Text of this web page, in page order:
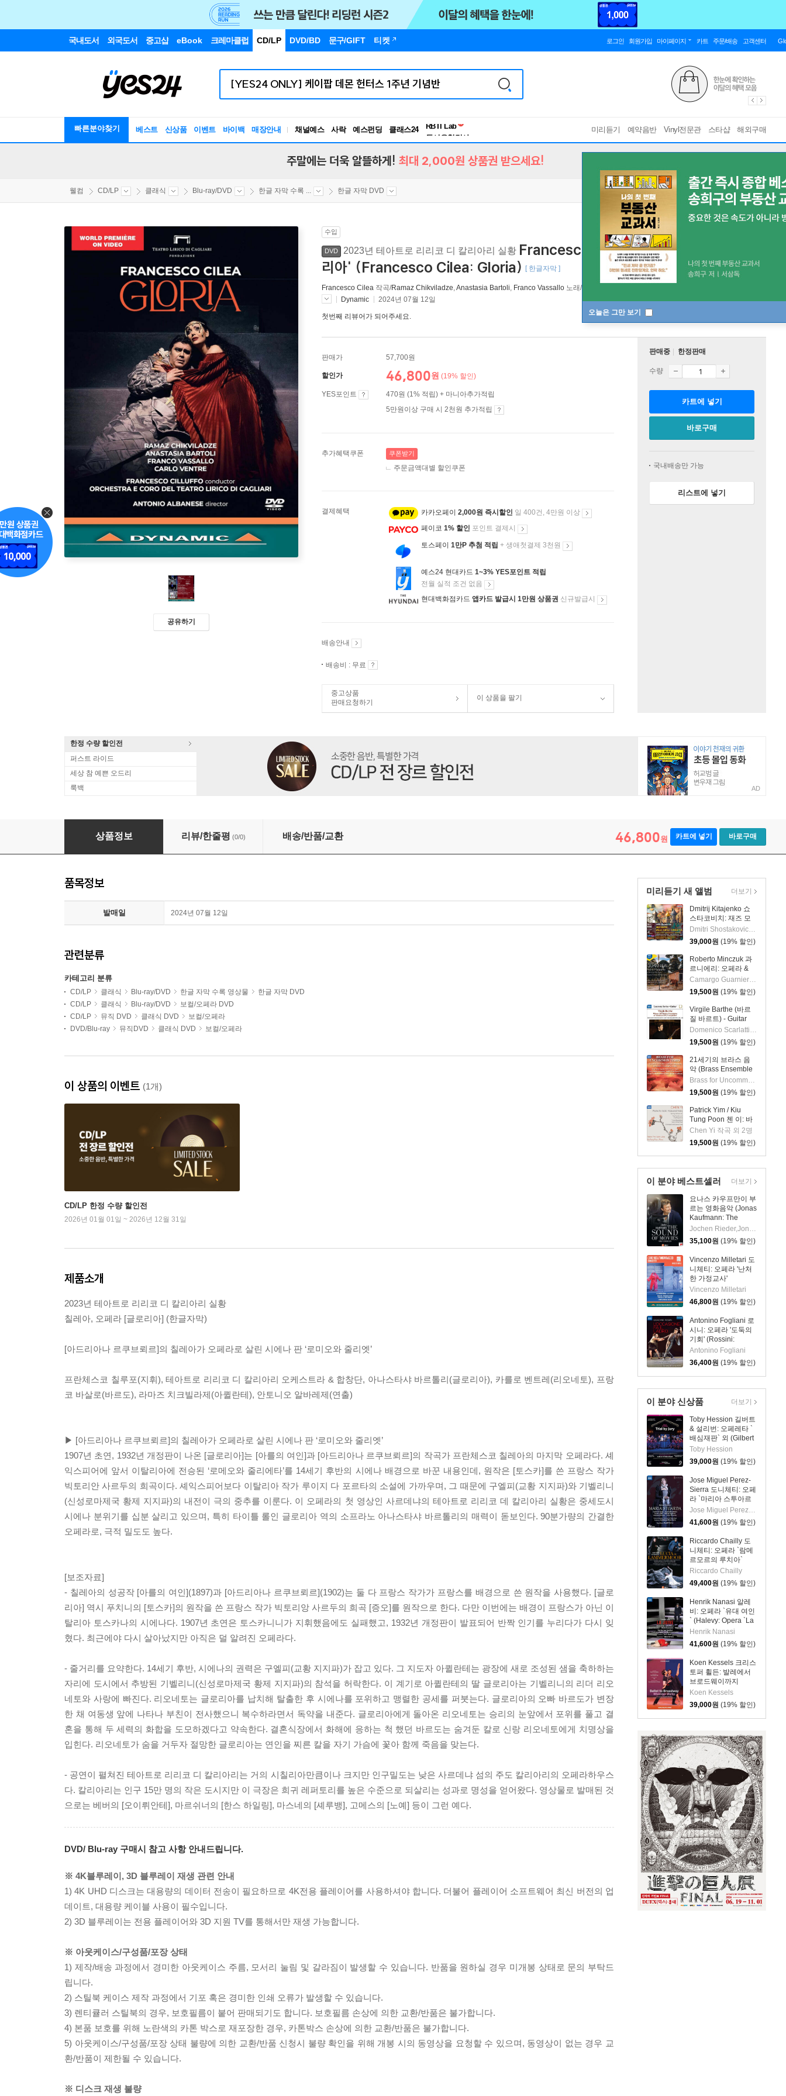
국내도서 외국도서 중고샵 eBook 크레마클럽 CD/LP DVD/BD 문구/GIFT 티켓 로그인 회원가입 마이페이지 카트 주문/배송 고객센터
빠른분야찾기 베스트 신상품 이벤트 바이백 매장안내 채널예스 사락 예스펀딩 클래스24
독서유형검사
미리듣기 예약음반 Vinyl전문관 스타샵 해외구매
오늘은 그만 보기
주말에는 더욱 알뜰하게! 최대 2,000원 상품권 받으세요!
웰컴 CD/LP 클래식 Blu-ray/DVD 한글 자막 수록 ... 한글 자막 DVD
공유하기
수입
DVD 2023년 테아트로 리리코 디 칼리아리 실황 Francesco Cilluffo 칠레아: 오페라 '글로
리아' (Francesco Cilea: Gloria)
[ 한글자막 ]
Francesco Cilea 작곡/Ramaz Chikviladze,Anastasia Bartoli, Franco Vassallo 노래/
Dynamic
2024년 07월 12일
첫번째 리뷰어가 되어주세요.
판매가 57,700원
할인가 46,800원 (19% 할인)
YES포인트
470원 (1% 적립) + 마니아추가적립
5만원이상 구매 시 2천원 추가적립
추가혜택쿠폰 쿠폰받기
주문금액대별 할인쿠폰
결제혜택 카카오페이 2,000원 즉시할인 일 400건, 4만원 이상
페이코 1% 할인 포인트 결제시
토스페이 1만P 추첨 적립 + 생애첫결제 3천원
예스24 현대카드 1~3% YES포인트 적립
전월 실적 조건 없음
현대백화점카드 앱카드 발급시 1만원 상품권 신규발급시
배송안내
배송비 : 무료
중고상품
판매요청하기
이 상품을 팔기
판매중 한정판매
수량
카트에 넣기
바로구매
국내배송만 가능
리스트에 넣기
한정 수량 할인전
퍼스트 라이드
세상 참 예쁜 오드리
룩백
AD
Francesco Cilluffo 칠레아: 오페라 '글로리아' (Francesco Cilea: Gloria)
상품정보 리뷰/한줄평 (0/0) 배송/반품/교환 46,800원 카트에 넣기 바로구매
미리듣기 새 앨범
Dmitrij Kitajenko 쇼
스타코비치: 재즈 모
음곡, 발레 모음곡, 협
주곡들
(Shostakovich: Jazz
Suite; Ballet Suites;
Concertos)
Dmitri Shostakovich 작곡 외 6명
39,000원 (19% 할인)
Roberto Minczuk 과
르니에리: 오페라 &
관현악 작품집
(Guarnieri: Pedro
Malazarte)
Camargo Guarnieri 작곡 외 2명
19,500원 (19% 할인)
Virgile Barthe (바르
질 바르트) - Guitar
Recital (기타 리사이
틀)
Domenico Scarlatti 작곡 외 5명
19,500원 (19% 할인)
21세기의 브라스 음
악 (Brass Ensemble
Music - 21st Century)Brass for Uncommon Times 실내악
19,500원 (19% 할인)
Patrick Yim / Kiu
Tung Poon 첸 이: 바
이올린, 비올라, 피아
노 작품집 (Chen Yi:
Works For Violin,
Viola And Piano)
Chen Yi 작곡 외 2명
19,500원 (19% 할인)
더보기
이 분야 베스트셀러
요나스 카우프만이 부
르는 영화음악 (Jonas
Kaufmann: The
Sound of Movies)
Jochen Rieder,Jonas Kaufmann, Czech National Symphony Orchestra
35,100원 (19% 할인)
Vincenzo Milletari 도
니체티: 오페라 '난처
한 가정교사'
(Donizetti: L'ajo
nell'imbarazzo)
Vincenzo Milletari
46,800원 (19% 할인)
Antonino Fogliani 로
시니: 오페라 '도둑의
기회' (Rossini:
L'Occasione fa il
Antonino Fogliani
36,400원 (19% 할인)
더보기
이 분야 신상품
Toby Hession 길버트
& 설리번: 오페레타 `
배심재판` 외 (Gilbert
& Sullivan: Operetta
`Trial By Jury`)
Toby Hession
39,000원 (19% 할인)
Jose Miguel Perez-
Sierra 도니체티: 오페
라 `마리아 스투아르
다` (Donizetti: Opera
`Maria Stuarda`)
Jose Miguel Perez-Sierra
41,600원 (19% 할인)
Riccardo Chailly 도
니체티: 오페라 `람메
르모르의 루치아`
(Donizetti: Opera
`Lucia Di
Lammermoor`)
Riccardo Chailly
49,400원 (19% 할인)
Henrik Nanasi 알레
비: 오페라 `유대 여인
` (Halevy: Opera `La
Juive`)
Henrik Nanasi
41,600원 (19% 할인)
Koen Kessels 크리스
토퍼 휠든: 발레에서
브로드웨이까지
(Wheeldon: Ballet to
Broadway)
Koen Kessels
39,000원 (19% 할인)
더보기
품목정보
발매일 2024년 07월 12일
관련분류
카테고리 분류
CD/LP 클래식 Blu-ray/DVD 한글 자막 수록 영상물
한글 자막 DVD
CD/LP
클래식 Blu-ray/DVD
보컬/오페라 DVD
CD/LP
뮤직 DVD 클래식 DVD
보컬/오페라
DVD/Blu-ray
뮤직DVD 클래식 DVD 보컬/오페라
이 상품의 이벤트 (1개)
CD/LP 한정 수량 할인전
2026년 01월 01일 ~ 2026년 12월 31일
제품소개
2023년 테아트로 리리코 디 칼리아리 실황
칠레아, 오페라 [글로리아] (한글자막)
[아드리아나 르쿠브뢰르]의 칠레아가 오페라로 살린 시에나 판 ‘로미오와 줄리엣’
프란체스코 칠루포(지휘), 테아트로 리리코 디 칼리아리 오케스트라 & 합창단, 아나스타샤 바르톨리(글로리아), 카를로 벤트레(리오네토), 프랑
코 바살로(바르도), 라마즈 치크빌라제(아퀼란테), 안토니오 알바레제(연출)
▶ [아드리아나 르쿠브뢰르]의 칠레아가 오페라로 살린 시에나 판 ‘로미오와 줄리엣’
1907년 초연, 1932년 개정판이 나온 [글로리아]는 [아를의 여인]과 [아드리아나 르쿠브뢰르]의 작곡가 프란체스코 칠레아의 마지막 오페라다. 셰
익스피어에 앞서 이탈리아에 전승된 ‘로메오와 줄리에타’를 14세기 후반의 시에나 배경으로 바꾼 내용인데, 원작은 [토스카]를 쓴 프랑스 작가
빅토리안 사르두의 희곡이다. 셰익스피어보다 이탈리아 작가 루이지 다 포르타의 소설에 가까우며, 그 때문에 구엘피(교황 지지파)와 기벨리니
(신성로마제국 황제 지지파)의 내전이 극의 중추를 이룬다. 이 오페라의 첫 영상인 사르데냐의 테아트로 리리코 데 칼리아리 실황은 중세도시
시에나 분위기를 십분 살리고 있으며, 특히 타이틀 롤인 글로리아 역의 소프라노 아나스타샤 바르톨리의 매력이 돋보인다. 90분가량의 간결한
오페라로, 극적 밀도도 높다.
[보조자료]
- 칠레아의 성공작 [아를의 여인](1897)과 [아드리아나 르쿠브뢰르](1902)는 둘 다 프랑스 작가가 프랑스를 배경으로 쓴 원작을 사용했다. [글로
리아] 역시 푸치니의 [토스카]의 원작을 쓴 프랑스 작가 빅토리앙 사르두의 희곡 [증오]를 원작으로 한다. 다만 이번에는 배경이 프랑스가 아닌 이
탈리아 토스카나의 시에나다. 1907년 초연은 토스카니니가 지휘했음에도 실패했고, 1932년 개정판이 발표되어 반짝 인기를 누리다가 다시 잊
혔다. 최근에야 다시 살아났지만 아직은 덜 알려진 오페라다.
- 줄거리를 요약한다. 14세기 후반, 시에나의 권력은 구엘피(교황 지지파)가 잡고 있다. 그 지도자 아퀼란테는 광장에 새로 조성된 샘을 축하하는
자리에 도시에서 추방된 기벨리니(신성로마제국 황제 지지파)의 참석을 허락한다. 이 계기로 아퀼란테의 딸 글로리아는 기벨리니의 리더 리오
네토와 사랑에 빠진다. 리오네토는 글로리아를 납치해 탈출한 후 시에나를 포위하고 맹렬한 공세를 퍼붓는다. 글로리아의 오빠 바르도가 변장
한 채 여동생 앞에 나타나 부친이 전사했으니 복수하라면서 독약을 내준다. 글로리아에게 돌아온 리오네토는 승리의 눈앞에서 포위를 풀고 결
혼을 통해 두 세력의 화합을 도모하겠다고 약속한다. 결혼식장에서 화해에 응하는 척 했던 바르도는 숨겨둔 칼로 신랑 리오네토에게 치명상을
입힌다. 리오네토가 숨을 거두자 절망한 글로리아는 연인을 찌른 칼을 자기 가슴에 꽃아 함께 죽음을 맞는다.
- 공연이 펼쳐진 테아트로 리리코 디 칼리아리는 거의 시칠리아만큼이나 크지만 인구밀도는 낮은 사르데냐 섬의 주도 칼리아리의 오페라하우스
다. 칼리아리는 인구 15만 명의 작은 도시지만 이 극장은 희귀 레퍼토리를 높은 수준으로 되살리는 성과로 명성을 얻어왔다. 영상물로 발매된 것
으로는 베버의 [오이뤼안테], 마르쉬너의 [한스 하일링], 마스네의 [셰루뱅], 고메스의 [노예] 등이 그런 예다.
DVD/ Blu-ray 구매시 참고 사항 안내드립니다.
※ 4K블루레이, 3D 블루레이 재생 관련 안내
1) 4K UHD 디스크는 대용량의 데이터 전송이 필요하므로 4K전용 플레이어를 사용하셔야 합니다. 더불어 플레이어 소프트웨어 최신 버전의 업
데이트, 대용량 케이블 사용이 필수입니다.
2) 3D 블루레이는 전용 플레이어와 3D 지원 TV를 통해서만 재생 가능합니다.
※ 아웃케이스/구성품/포장 상태
1) 제작/배송 과정에서 경미한 아웃케이스 주름, 모서리 눌림 및 갈라짐이 발생할 수 있습니다. 반품을 원하실 경우 미개봉 상태로 문의 부탁드
립니다.
2) 스틸북 케이스 제작 과정에서 기포 혹은 경미한 인쇄 오류가 발생할 수 있습니다.
3) 렌티큘러 스틸북의 경우, 보호필름이 붙어 판매되기도 합니다. 보호필름 손상에 의한 교환/반품은 불가합니다.
4) 본품 보호를 위해 노란색의 카톤 박스로 재포장한 경우, 카톤박스 손상에 의한 교환/반품은 불가합니다.
5) 아웃케이스/구성품/포장 상태 불량에 의한 교환/반품 신청시 불량 확인을 위해 개봉 시의 동영상을 요청할 수 있으며, 동영상이 없는 경우 교
환/반품이 제한될 수 있습니다.
※ 디스크 재생 불량